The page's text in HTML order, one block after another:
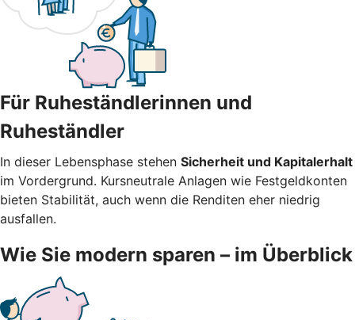
Für Ruheständlerinnen und
Ruheständler
In dieser Lebensphase stehen Sicherheit und Kapitalerhalt
im Vordergrund. Kursneutrale Anlagen wie Festgeldkonten
bieten Stabilität, auch wenn die Renditen eher niedrig
ausfallen.
Wie Sie modern sparen – im Überblick